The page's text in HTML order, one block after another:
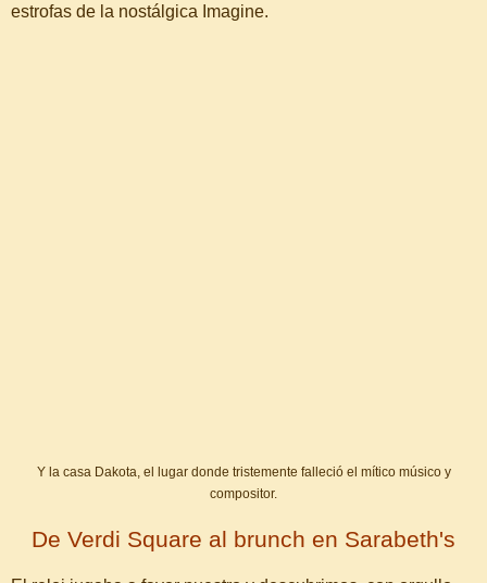
estrofas de la nostálgica Imagine.
Y la casa Dakota, el lugar donde tristemente falleció el mítico músico y
compositor.
De Verdi Square al brunch en Sarabeth's